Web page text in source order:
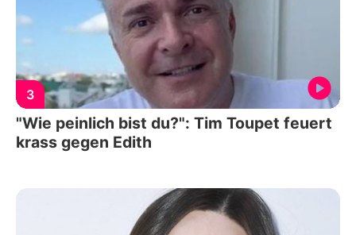
3
"Wie peinlich bist du?": Tim Toupet feuert
krass gegen Edith